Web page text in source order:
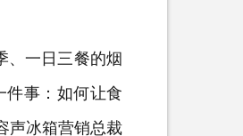
一日三餐的烟
件事：如何让食
声冰箱营销总裁